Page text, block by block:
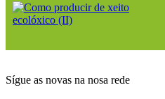
Sígue as novas na nosa rede